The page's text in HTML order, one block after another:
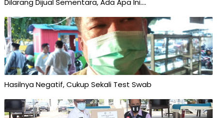
Dilarang Dijual Sementara, Ada Apa Ini....
Hasilnya Negatif, Cukup Sekali Test Swab